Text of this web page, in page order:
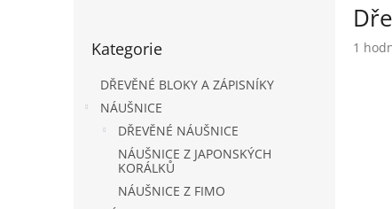
kategorie
Kategorie
DŘEVĚNÉ BLOKY A ZÁPISNÍKY
NÁUŠNICE
DŘEVĚNÉ NÁUŠNICE
NÁUŠNICE Z JAPONSKÝCH
KORÁLKŮ
NÁUŠNICE Z FIMO
1